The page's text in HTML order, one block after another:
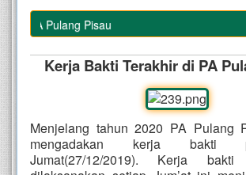
PA Pulang Pisau
Kerja Bakti Terakhir di PA
Menjelang tahun 2020 PA Pulang
mengadakan kerja bakti
Jumat(27/12/2019). Kerja